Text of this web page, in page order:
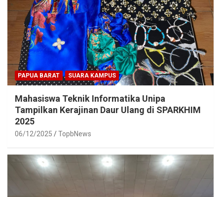
PAPUA BARAT SUARA KAMPUS
Mahasiswa Teknik Informatika Unipa
Tampilkan Kerajinan Daur Ulang di SPARKHIM
2025
06/12/2025 TopbNews